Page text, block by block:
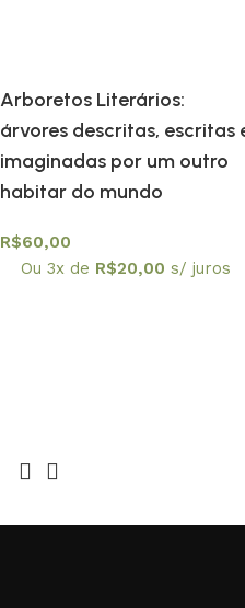
Arboretos Literários:
árvores descritas, escritas
imaginadas por um outro
habitar do mundo
R$60,00
Ou 3x de R$20,00 s/ juros